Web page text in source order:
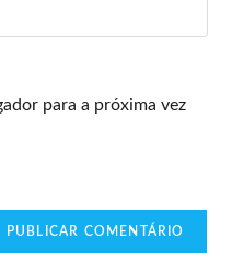
para a próxima vez